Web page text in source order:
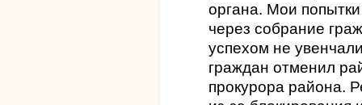
органа. Мои
через собрание
успехом не
граждан отменил
прокурора района.